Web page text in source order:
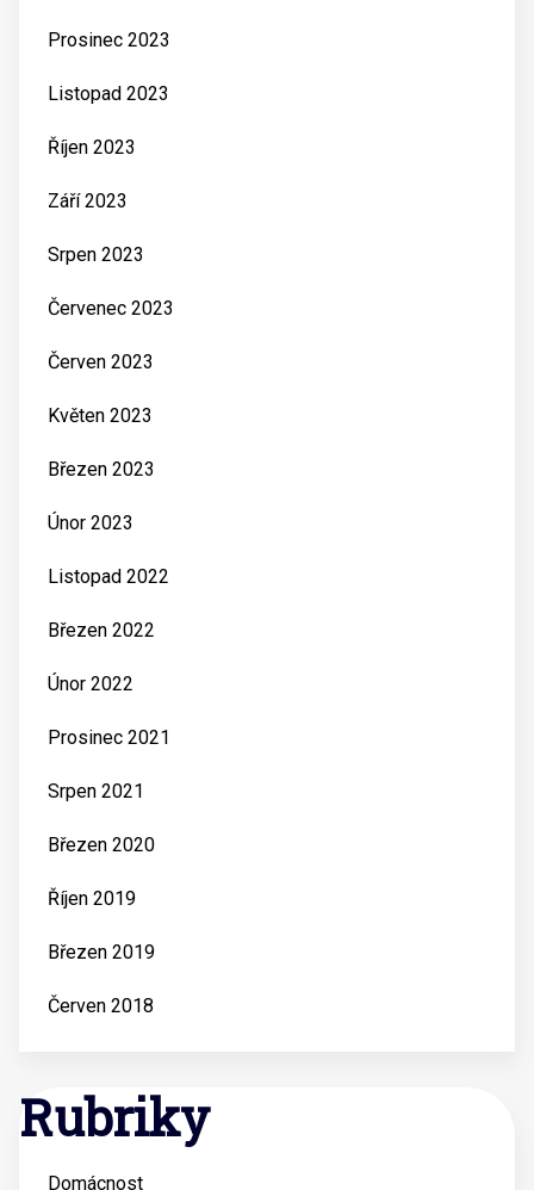
Prosinec 2023
Listopad 2023
Říjen 2023
Září 2023
Srpen 2023
Červenec 2023
Červen 2023
Květen 2023
Březen 2023
Únor 2023
Listopad 2022
Březen 2022
Únor 2022
Prosinec 2021
Srpen 2021
Březen 2020
Říjen 2019
Březen 2019
Červen 2018
Rubriky
Domácnost